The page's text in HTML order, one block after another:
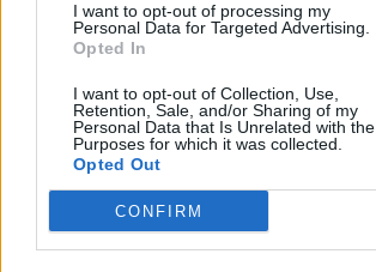
I want to opt-out of processing my
Personal Data for Targeted Advertising.
Opted In
I want to opt-out of Collection, Use,
Retention, Sale, and/or Sharing of my
Personal Data that Is Unrelated with the
Purposes for which it was collected.
Opted Out
CONFIRM
Anno di Fondazione:1882 come Hotspur F.C.
Tottenham Hotspur Stadium (62850)
Londra
Presidente:Daniel Levy
Manager:Ange Postecoglou